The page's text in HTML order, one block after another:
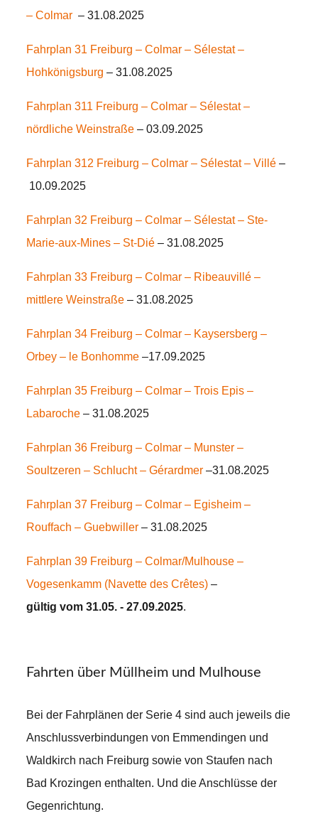
– Colmar – 31.08.2025
Fahrplan 31 Freiburg – Colmar – Sélestat –
Hohkönigsburg – 31.08.2025
Fahrplan 311 Freiburg – Colmar – Sélestat –
nördliche Weinstraße – 03.09.2025
Fahrplan 312 Freiburg – Colmar – Sélestat – Villé –
10.09.2025
Fahrplan 32 Freiburg – Colmar – Sélestat – Ste-
Marie-aux-Mines – St-Dié – 31.08.2025
Fahrplan 33 Freiburg – Colmar – Ribeauvillé –
mittlere Weinstraße – 31.08.2025
Fahrplan 34 Freiburg – Colmar – Kaysersberg –
Orbey – le Bonhomme –17.09.2025
Fahrplan 35 Freiburg – Colmar – Trois Epis –
Labaroche – 31.08.2025
Fahrplan 36 Freiburg – Colmar – Munster –
Soultzeren – Schlucht – Gérardmer –31.08.2025
Fahrplan 37 Freiburg – Colmar – Egisheim –
Rouffach – Guebwiller – 31.08.2025
Fahrplan 39 Freiburg – Colmar/Mulhouse –
Vogesenkamm (Navette des Crêtes) –
gültig vom 31.05. - 27.09.2025.
Fahrten über Müllheim und Mulhouse
Bei der Fahrplänen der Serie 4 sind auch jeweils die
Anschlussverbindungen von Emmendingen und
Waldkirch nach Freiburg sowie von Staufen nach
Bad Krozingen enthalten. Und die Anschlüsse der
Gegenrichtung.